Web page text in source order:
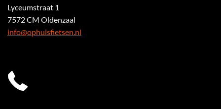
Lyceumstraat 1
7572 CM Oldenzaal
info@ophuisfietsen.nl